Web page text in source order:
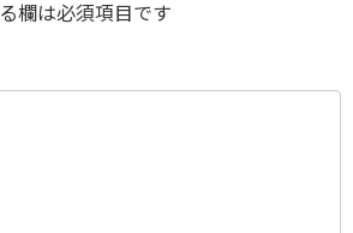
欄は必須項目です